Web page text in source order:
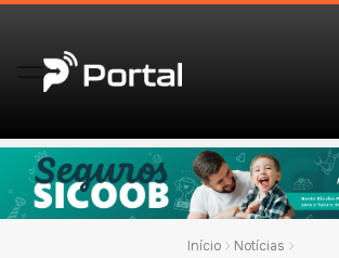
Início
Notícias